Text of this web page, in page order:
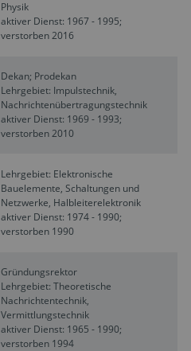
Physik
aktiver Dienst: 1967 - 1995;
verstorben 2016
Dekan; Prodekan
Lehrgebiet: Impulstechnik,
Nachrichtenübertragungstechnik
aktiver Dienst: 1969 - 1993;
verstorben 2010
Lehrgebiet: Elektronische
Bauelemente, Schaltungen und
Netzwerke, Halbleiterelektronik
aktiver Dienst: 1974 - 1990;
verstorben 1990
Gründungsrektor
Lehrgebiet: Theoretische
Nachrichtentechnik,
Vermittlungstechnik
aktiver Dienst: 1965 - 1990;
verstorben 1994